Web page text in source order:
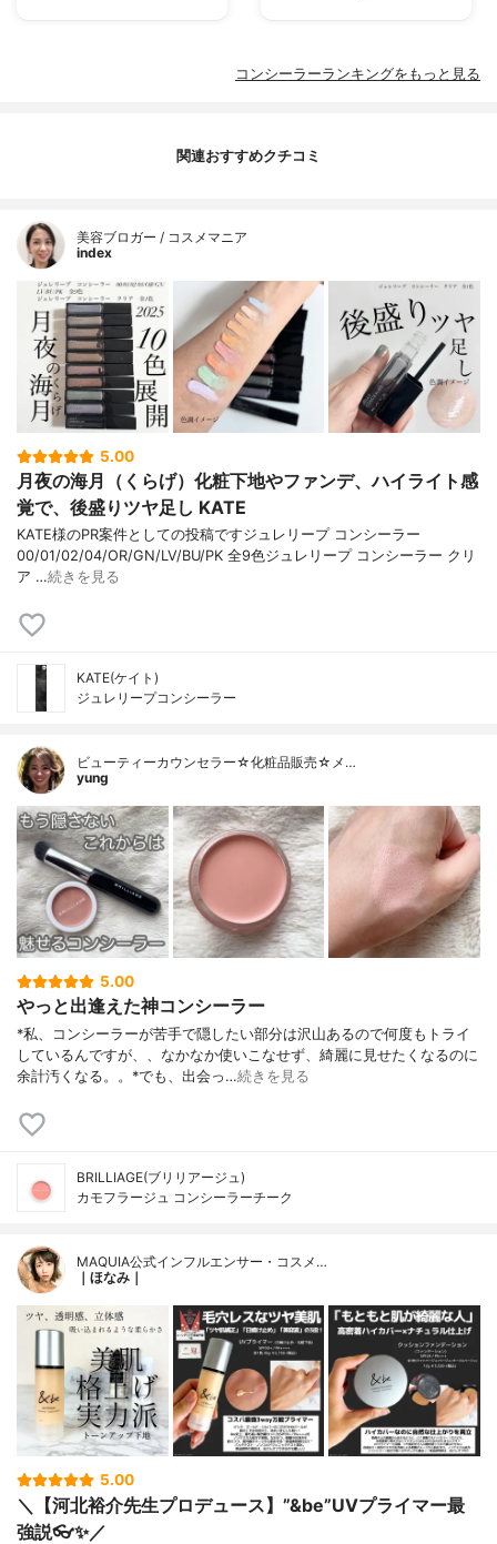
コンシーラーランキングをもっと見る
関連おすすめクチコミ
美容ブロガー / コスメマニア
index
5.00
月夜の海月（くらげ）化粧下地やファンデ、ハイライト感
覚で、後盛りツヤ足し KATE
KATE様のPR案件としての投稿ですジュレリープ コンシーラー
00/01/02/04/OR/GN/LV/BU/PK 全9色ジュレリープ コンシーラー クリ
ア …続きを見る
KATE(ケイト)
ジュレリープコンシーラー
ビューティーカウンセラー☆化粧品販売☆メ…
yung
5.00
やっと出逢えた神コンシーラー
*私、コンシーラーが苦手で隠したい部分は沢山あるので何度もトライ
しているんですが、、なかなか使いこなせず、綺麗に見せたくなるのに
余計汚くなる。。⁡*でも、出会っ…続きを見る
BRILLIAGE(ブリリアージュ)
カモフラージュ コンシーラーチーク
MAQUIA公式インフルエンサー・コスメ…
｜ほなみ｜
5.00
＼【河北裕介先生プロデュース】”&be”UVプライマー最
強説👓✨／